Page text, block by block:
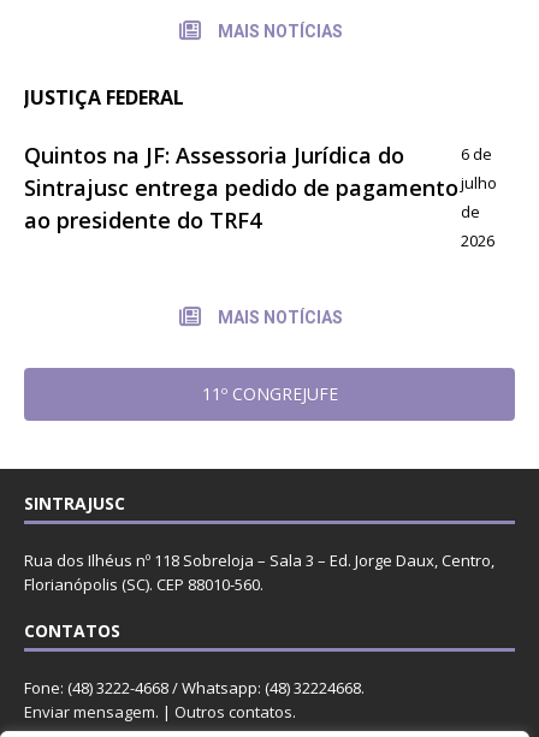
MAIS NOTÍCIAS
JUSTIÇA FEDERAL
Quintos na JF: Assessoria Jurídica do
Sintrajusc entrega pedido de pagamento
ao presidente do TRF4
6 de
julho
de
2026
MAIS NOTÍCIAS
11º CONGREJUFE
SINTRAJUSC
Rua dos Ilhéus nº 118 Sobreloja – Sala 3 – Ed. Jorge Daux, Centro,
Florianópolis (SC). CEP 88010-560.
CONTATOS
Fone: (48) 3222-4668 / Whatsapp: (48) 32224668.
Enviar mensagem. | Outros contatos.